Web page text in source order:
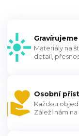
Gravírujeme
Materiály na
detail,
Osobní
Každou
Záleží nám